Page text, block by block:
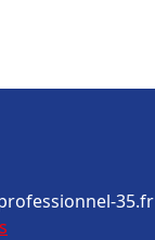
35.fr